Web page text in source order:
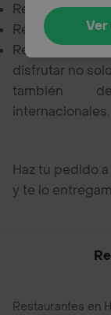
Restaurantes
Restaurantes
Restaurantes
disfrutar no
también
internacionales.
Haz tu pedido
y te lo
Restaurantes en
Ver